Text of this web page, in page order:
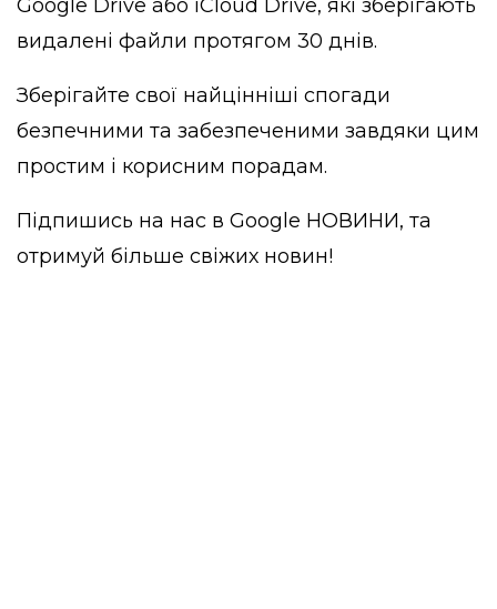
Google Drive або iCloud Drive, які зберігають
видалені файли протягом 30 днів.
Зберігайте свої найцінніші спогади
безпечними та забезпеченими завдяки цим
простим і корисним порадам.
Підпишись на нас в Google НОВИНИ, та
отримуй більше свіжих новин!